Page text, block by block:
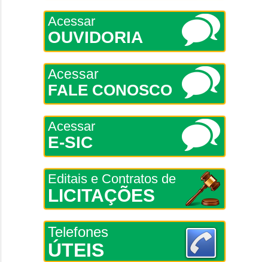
Acessar
OUVIDORIA
Acessar
FALE CONOSCO
Acessar
E-SIC
Editais e Contratos de
LICITAÇÕES
Telefones
ÚTEIS